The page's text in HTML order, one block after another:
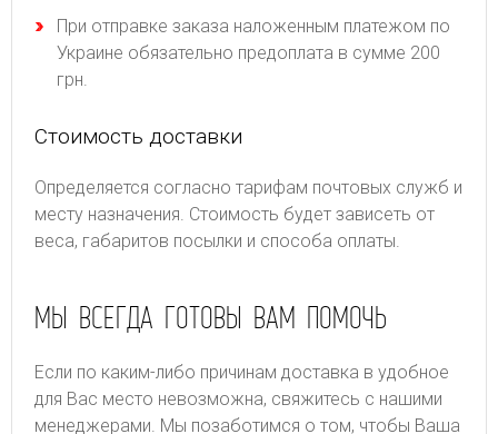
При отправке заказа наложенным платежом по
Украине обязательно предоплата в сумме 200
грн.
Стоимость доставки
Определяется согласно тарифам почтовых служб и
месту назначения. Стоимость будет зависеть от
веса, габаритов посылки и способа оплаты.
МЫ ВСЕГДА ГОТОВЫ ВАМ ПОМОЧЬ
Если по каким-либо причинам доставка в удобное
для Вас место невозможна, свяжитесь с нашими
менеджерами. Мы позаботимся о том, чтобы Ваша